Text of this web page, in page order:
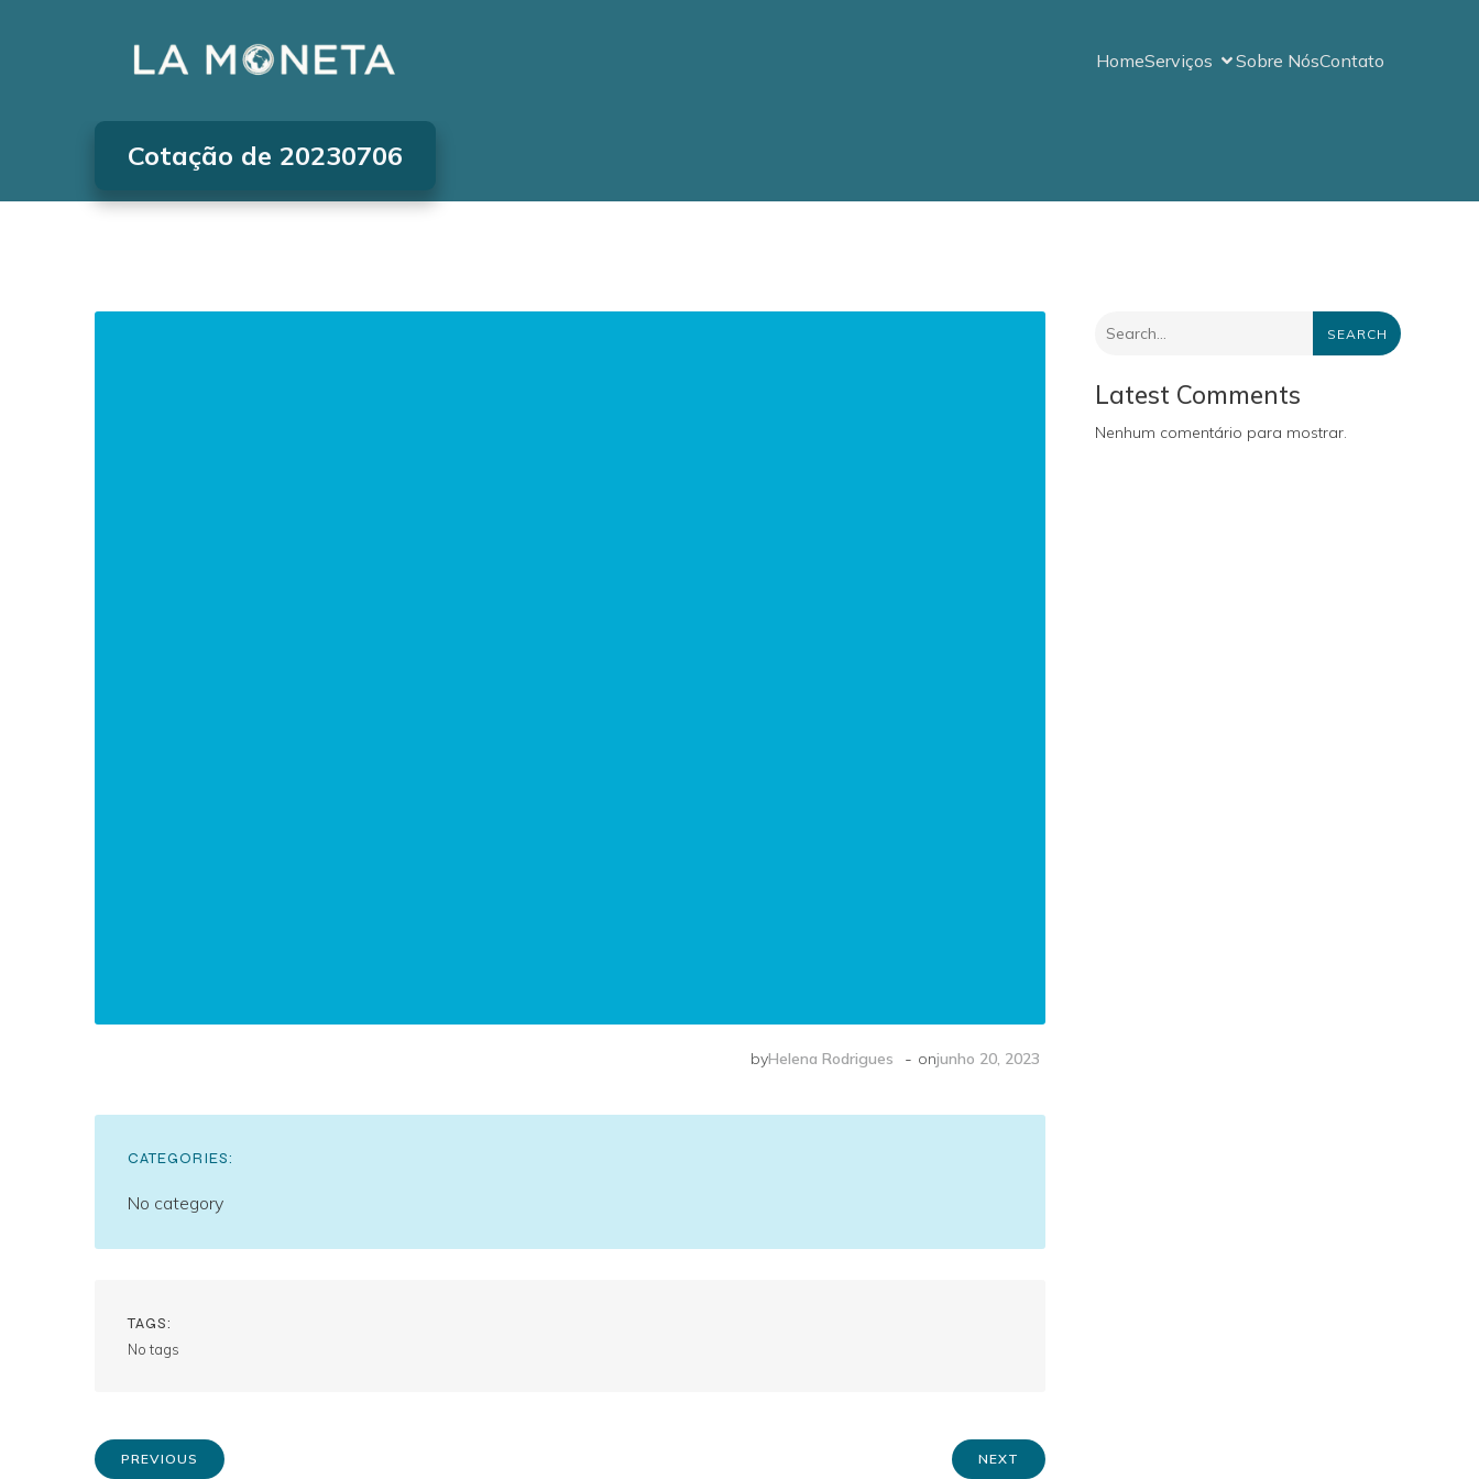
HomeServiços Sobre NósContato
Cotação de 20230706
byHelena Rodrigues - onjunho 20, 2023
CATEGORIES:
No category
TAGS:
No tags
PREVIOUS NEXT
SEARCH
Latest Comments
Nenhum comentário para mostrar.